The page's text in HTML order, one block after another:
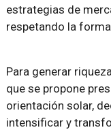
estrategias de
respetando la
Para generar
que se propone
orientación solar,
intensificar y